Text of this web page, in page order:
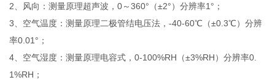
2、风向：测量原理超声波，0～360°（±2°）分辨率1°；
3、空气温度：测量原理二极管结电压法，-40-60℃（±0.3℃）分辨
率0.01°；
4、空气湿度：测量原理电容式，0-100%RH（±3%RH）分辨率0.
1%RH；